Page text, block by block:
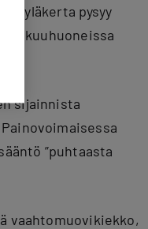
yläkerta pysyy
sijainnista
”puhtaasta
vaahtomuovikiekko,